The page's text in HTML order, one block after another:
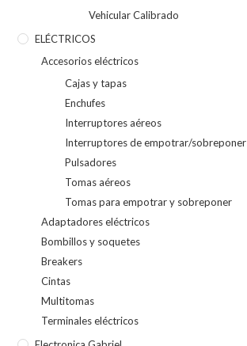
Vehicular Calibrado
ELÉCTRICOS
Accesorios eléctricos
Cajas y tapas
Enchufes
Interruptores aéreos
Interruptores de empotrar/sobreponer
Pulsadores
Tomas aéreos
Tomas para empotrar y sobreponer
Adaptadores eléctricos
Bombillos y soquetes
Breakers
Cintas
Multitomas
Terminales eléctricos